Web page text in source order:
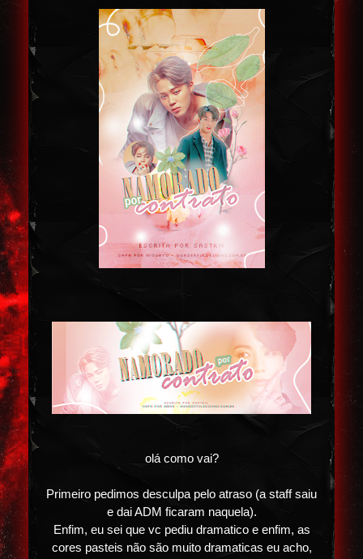
olá como vai?
Primeiro pedimos desculpa pelo atraso (a staff saiu
e dai ADM ficaram naquela).
Enfim, eu sei que vc pediu dramatico e enfim, as
cores pasteis não são muito dramaticas eu acho,